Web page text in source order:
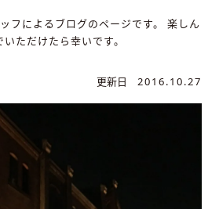
フによるブログのページです。
楽しん
いただけたら幸いです。
更新日 2016.10.27